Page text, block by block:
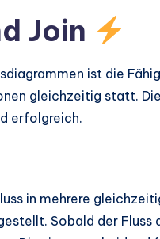
Join
ist die
gleichzeitig statt.
erfolgreich.
in mehrere
Sobald der Fluss